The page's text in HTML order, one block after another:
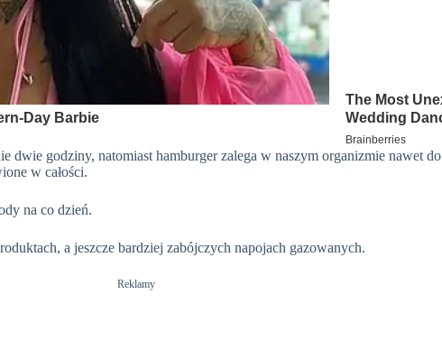
dwie godziny, natomiast hamburger zalega w naszym organizmie nawet do
w całości.
na co dzień.
a jeszcze bardziej zabójczych napojach gazowanych.
Reklamy